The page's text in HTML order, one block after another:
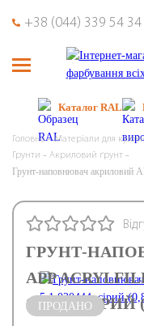
+38 (044) 339 54 34
Каталог RAL
Головна Матеріали для
Грунти
Акриловий ґрунт
Грунт-наповнювач акриловий
ГРУНТ-
APP
020444, СІРИЙ
ПРОДАНО